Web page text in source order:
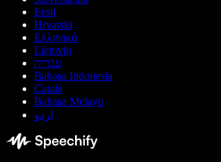
Eesti
Hrvatski
Ελληνικά
Lietuvių
עברית
Bahasa Indonesia
Català
Bahasa Melayu
اردو